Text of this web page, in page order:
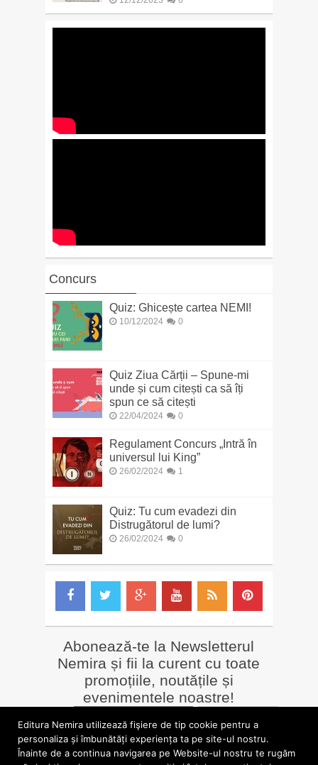
Concurs
Quiz: Ghicește cartea NEMI!
10/12/2024 0
Quiz Ziua Cărții – Spune-mi
unde și cum citești ca să îți
spun ce să citești
22/04/2024 0
Regulament Concurs „Intră în
universul lui King”
26/02/2024 1
Quiz: Tu cum evadezi din
Distrugătorul de lumi?
26/02/2024 0
Abonează-te la Newsletterul
Nemira și fii la curent cu toate
promoțiile, noutățile și
evenimentele noastre!
LIBRĂRII online Alte siteuri
Editura Nemira utilizează fişiere de tip cookie pentru a
personaliza și îmbunătăți experiența ta pe site-ul nostru.
Înainte de a continua navigarea pe Website-ul nostru te rugăm